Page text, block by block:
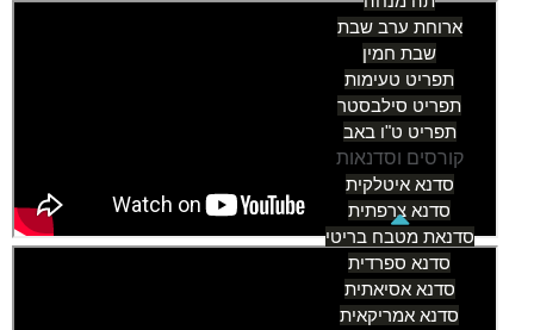
ארוחת ערב שבת
שבת חמין
תפריט טעימות
תפריט סילבסטר
תפריט ט"ו באב
קורסים וסדנאות
סדנא איטלקית
סדנא צרפתית
סדנאת מטבח בריטי
סדנא ספרדית
סדנא אסיאתית
סדנא אמריקאית